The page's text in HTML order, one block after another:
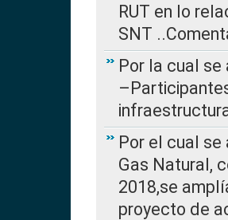
RUT en lo
SNT
Por la cual se
Por el cual
Gas Natural,
2018,se
proyecto de